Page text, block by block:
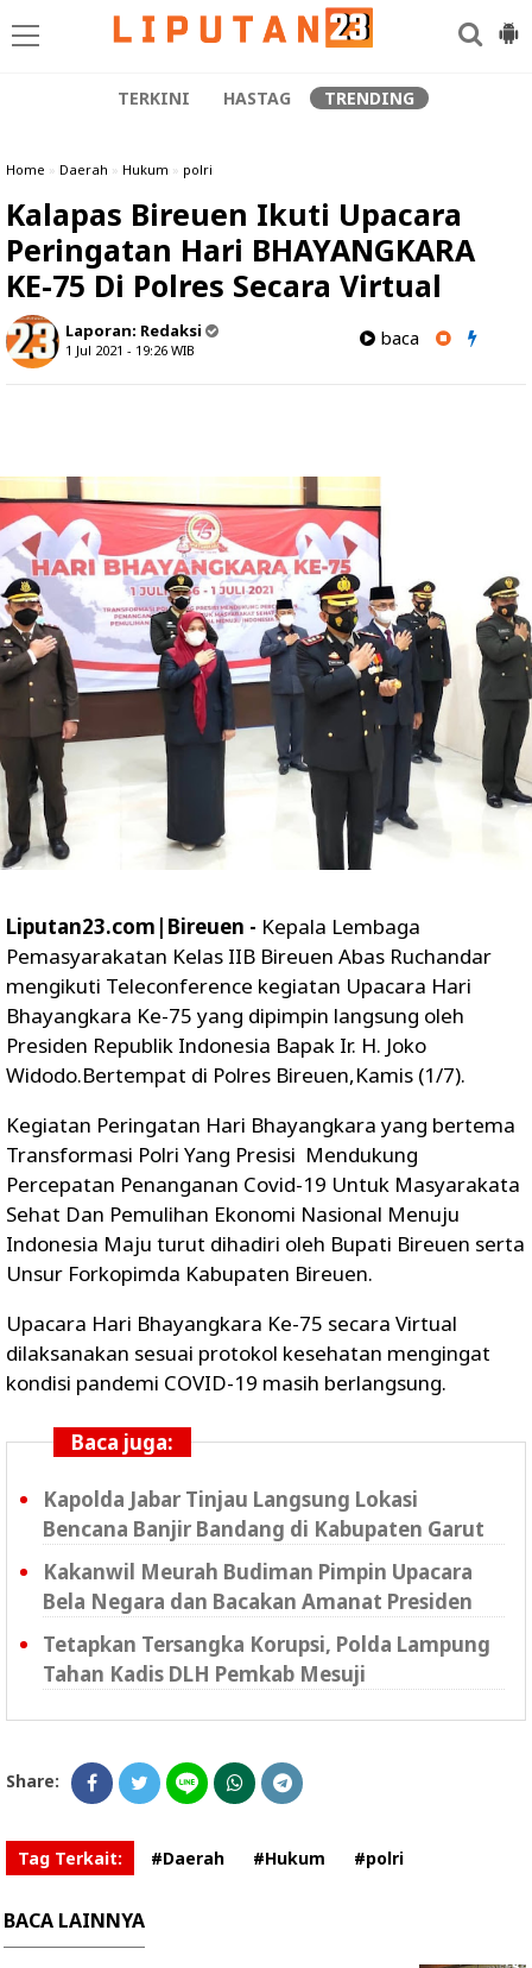
TERKINI HASTAG TRENDING
Home » Daerah » Hukum » polri
Kalapas Bireuen Ikuti Upacara
Peringatan Hari BHAYANGKARA
KE-75 Di Polres Secara Virtual
Laporan: Redaksi
1 Jul 2021 - 19:26 WIB
baca
Liputan23.com|Bireuen - Kepala Lembaga
Pemasyarakatan Kelas IIB Bireuen Abas Ruchandar
mengikuti Teleconference kegiatan Upacara Hari
Bhayangkara Ke-75 yang dipimpin langsung oleh
Presiden Republik Indonesia Bapak Ir. H. Joko
Widodo.Bertempat di Polres Bireuen,Kamis (1/7).
Kegiatan Peringatan Hari Bhayangkara yang bertema
Transformasi Polri Yang Presisi Mendukung
Percepatan Penanganan Covid-19 Untuk Masyarakata
Sehat Dan Pemulihan Ekonomi Nasional Menuju
Indonesia Maju turut dihadiri oleh Bupati Bireuen serta
Unsur Forkopimda Kabupaten Bireuen.
Upacara Hari Bhayangkara Ke-75 secara Virtual
dilaksanakan sesuai protokol kesehatan mengingat
kondisi pandemi COVID-19 masih berlangsung.
Baca juga:
Kapolda Jabar Tinjau Langsung Lokasi
Bencana Banjir Bandang di Kabupaten Garut
Kakanwil Meurah Budiman Pimpin Upacara
Bela Negara dan Bacakan Amanat Presiden
Tetapkan Tersangka Korupsi, Polda Lampung
Tahan Kadis DLH Pemkab Mesuji
Share:
Tag Terkait: #Daerah #Hukum #polri
BACA LAINNYA